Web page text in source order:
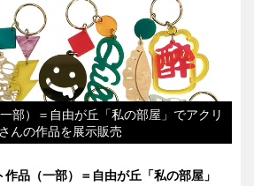
部）＝自由が丘「私の部屋」でアクリ
んの作品を展示販売
作品（一部）＝自由が丘「私の部屋」